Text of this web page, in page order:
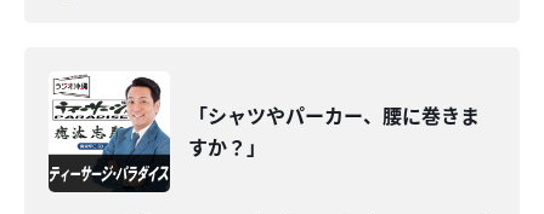
「シャツやパーカー、腰に巻きま
すか？」